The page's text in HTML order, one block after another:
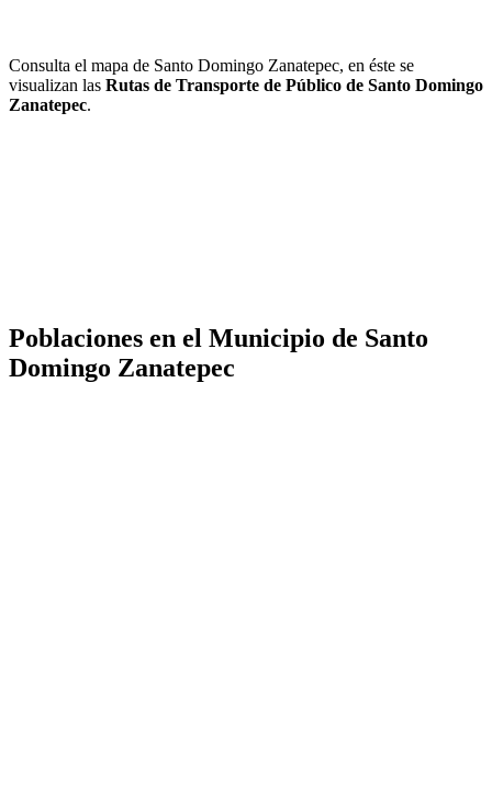
Consulta el mapa de Santo Domingo Zanatepec, en éste se
visualizan las Rutas de Transporte de Público de Santo Domingo
Zanatepec.
Poblaciones en el Municipio de Santo
Domingo Zanatepec